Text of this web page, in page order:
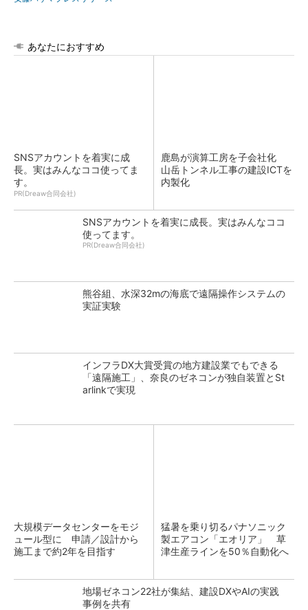
あなたにおすすめ
SNSアカウントを着実に成
長。実はみんなココ使ってま
す。
PR(Dreaw合同会社)
鹿島が演算工房を子会社化
山岳トンネル工事の建設ICTを
内製化
SNSアカウントを着実に成長。実はみんなココ
使ってます。
PR(Dreaw合同会社)
熊谷組、水深32mの海底で遠隔操作システムの
実証実験
インフラDX大賞受賞の地方建設業でもできる
「遠隔施工」、奈良のゼネコンが独自装置とSt
arlinkで実現
大規模データセンターをモジ
ュール型に 申請／設計から
施工まで約2年を目指す
猛暑を乗り切るパナソニック
製エアコン「エオリア」 草
津生産ラインを50％自動化へ
地場ゼネコン22社が集結、建設DXやAIの実践
事例を共有